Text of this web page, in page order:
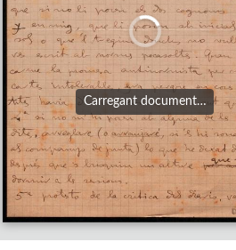
Carregant document…